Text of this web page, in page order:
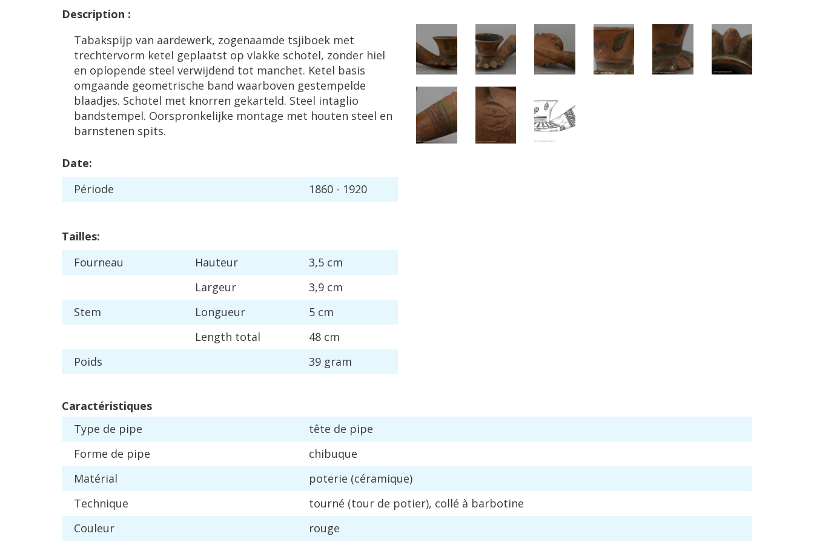
Description :
Tabakspijp van aardewerk, zogenaamde tsjiboek met
trechtervorm ketel geplaatst op vlakke schotel, zonder hiel
en oplopende steel verwijdend tot manchet. Ketel basis
omgaande geometrische band waarboven gestempelde
blaadjes. Schotel met knorren gekarteld. Steel intaglio
bandstempel. Oorspronkelijke montage met houten steel en
barnstenen spits.
Date:
Période 1860 - 1920
Tailles:
Fourneau
Hauteur 3,5 cm
Largeur
3,9 cm
Stem
Longueur 5 cm
Length total 48 cm
Poids
39 gram
Caractéristiques
Type de pipe tête de pipe
Forme de pipe
chibuque
Matérial poterie (céramique)
Technique
tourné (tour de potier), collé à barbotine
Couleur
rouge